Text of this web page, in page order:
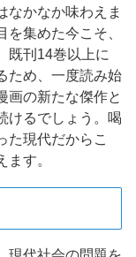
なかなか味わえま
集めた今こそ、
既刊14巻以上に
ため、一度読み始
画の新たな傑作と
けるでしょう。喝
た現代だからこ
す。